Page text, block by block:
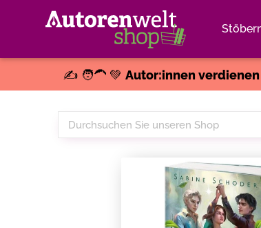
✍️ 🧑‍🦱 💚 Autor:innen verdienen
Durchsuchen
Sie